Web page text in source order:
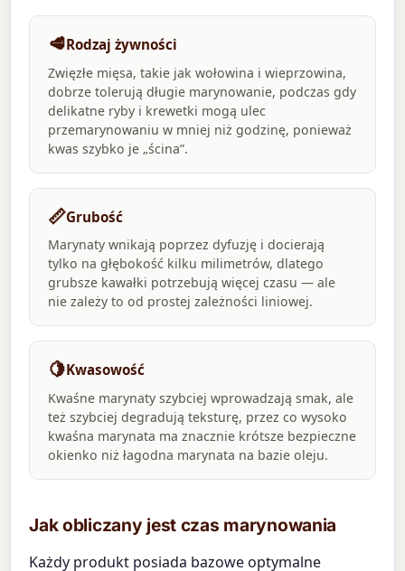
🥩Rodzaj żywności
Zwięzłe mięsa, takie jak wołowina i wieprzowina,
dobrze tolerują długie marynowanie, podczas gdy
delikatne ryby i krewetki mogą ulec
przemarynowaniu w mniej niż godzinę, ponieważ
kwas szybko je „ścina”.
📏Grubość
Marynaty wnikają poprzez dyfuzję i docierają
tylko na głębokość kilku milimetrów, dlatego
grubsze kawałki potrzebują więcej czasu — ale
nie zależy to od prostej zależności liniowej.
🍋Kwasowość
Kwaśne marynaty szybciej wprowadzają smak, ale
też szybciej degradują teksturę, przez co wysoko
kwaśna marynata ma znacznie krótsze bezpieczne
okienko niż łagodna marynata na bazie oleju.
Jak obliczany jest czas marynowania
Każdy produkt posiada bazowe optymalne